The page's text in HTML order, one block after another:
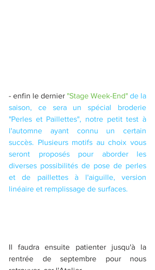
- enfin le dernier "Stage Week-End" de la
saison, ce sera un spécial broderie
"Perles et Paillettes", notre petit test à
l'automne ayant connu un certain
succès. Plusieurs motifs au choix vous
seront proposés pour aborder les
diverses possibilités de pose de perles
et de paillettes à l'aiguille, version
linéaire et remplissage de surfaces.
Il faudra ensuite patienter jusqu'à la
rentrée de septembre pour nous